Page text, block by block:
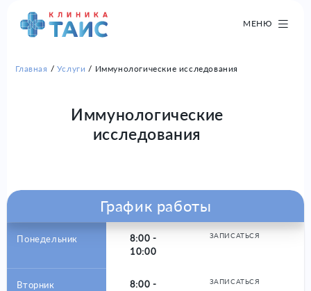
МЕНЮ
Главная Услуги Иммунологические исследования
Иммунологические
исследования
График работы
Понедельник
8:00 -
10:00
ЗАПИСАТЬСЯ
Вторник
8:00 -
ЗАПИСАТЬСЯ